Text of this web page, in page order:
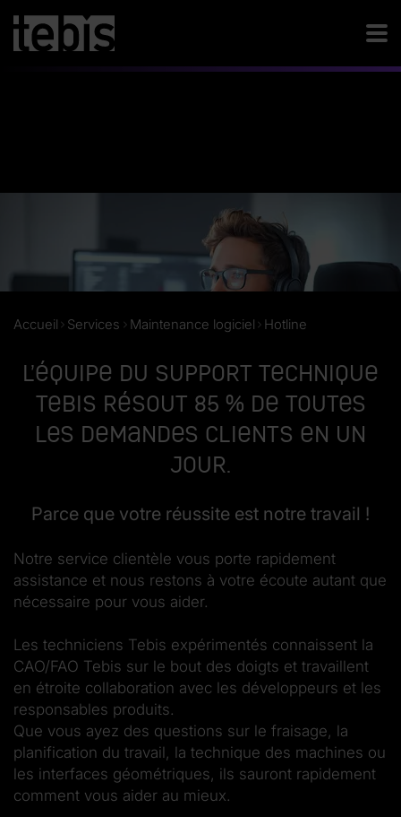
Accueil Services Maintenance logiciel Hotline
L’équipe du support technique
Tebis résout 85 % de toutes
les demandes clients en un
jour.
Parce que votre réussite est notre travail !
Notre service clientèle vous porte rapidement
assistance et nous restons à votre écoute autant que
nécessaire pour vous aider.
Les techniciens Tebis expérimentés connaissent la
CAO/FAO Tebis sur le bout des doigts et travaillent
en étroite collaboration avec les développeurs et les
responsables produits.
Que vous ayez des questions sur le fraisage, la
planification du travail, la technique des machines ou
les interfaces géométriques, ils sauront rapidement
comment vous aider au mieux.